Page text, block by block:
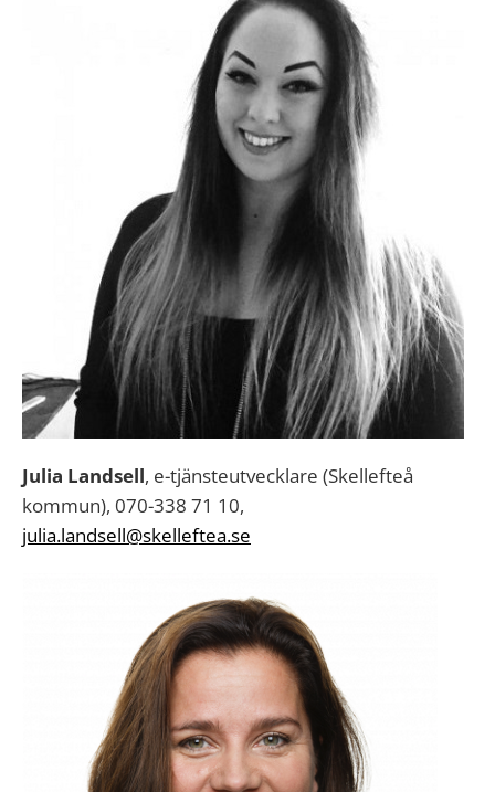
Julia Landsell, e-tjänsteutvecklare (Skellefteå
kommun), 070-338 71 10,
julia.landsell@skelleftea.se